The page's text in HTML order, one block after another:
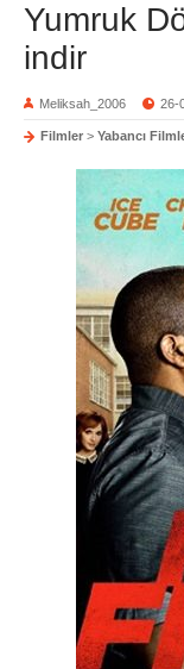
Yumruk
indir
Meliksah_2006 26-
Filmler > Yabancı